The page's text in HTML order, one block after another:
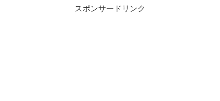
スポンサードリンク